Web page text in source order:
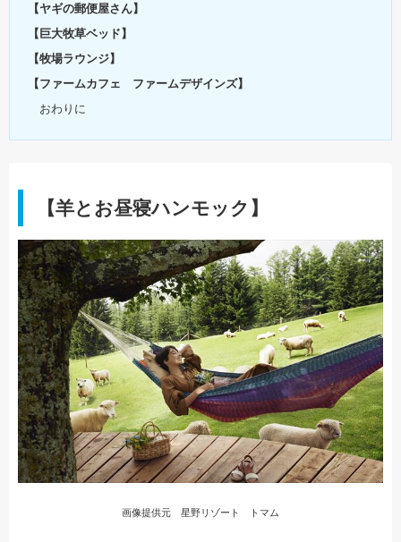
【ヤギの郵便屋さん】
【巨大牧草ベッド】
【牧場ラウンジ】
【ファームカフェ ファームデザインズ】
おわりに
【羊とお昼寝ハンモック】
画像提供元 星野リゾート トマム